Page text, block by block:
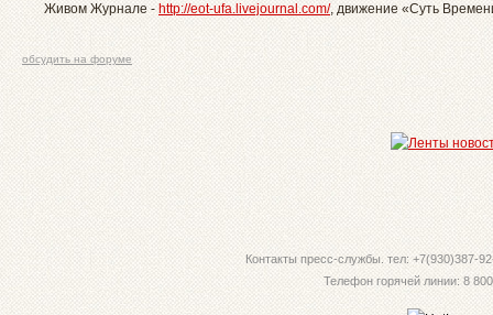
Живом Журнале - http://eot-ufa.livejournal.com/, движение «Суть
обсудить на форуме
Контакты пресс-службы. тел: +7(930)387-
Телефон горячей линии: 8